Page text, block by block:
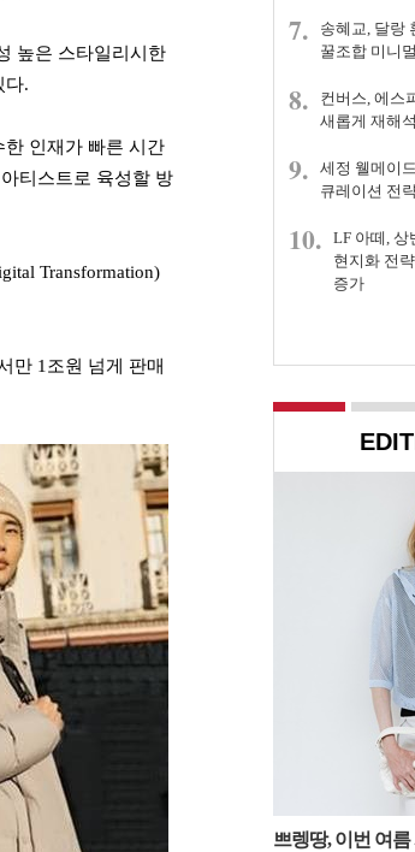
높은 스타일리시한
다.
인재가 빠른 시간
티스트로 육성할 방
Transformation)
만 1조원 넘게 판매
7.
송혜교, 달랑
꿀조합 미니
8.
컨버스, 에스
새롭게 재해
9.
세정 웰메이
큐레이션 전
10.
LF 아떼, 상
현지화 전
증가
쁘렝땅, 이번 여